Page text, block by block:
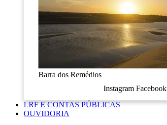
Barra dos Remédios
Instagram Facebook
LRF E CONTAS PÚBLICAS
OUVIDORIA